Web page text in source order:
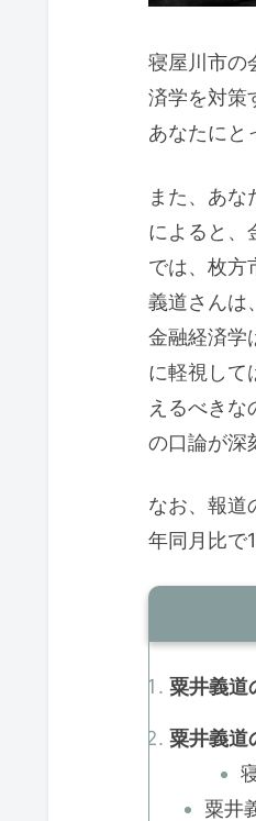
寝屋川市の
済学を対策
あなたにと
また、あ
によると、
では、枚方
義道さんは
金融経済学
に軽視して
えるべきな
の口論が深
なお、報道
年同月比で
粟井義道
粟井義道
粟井